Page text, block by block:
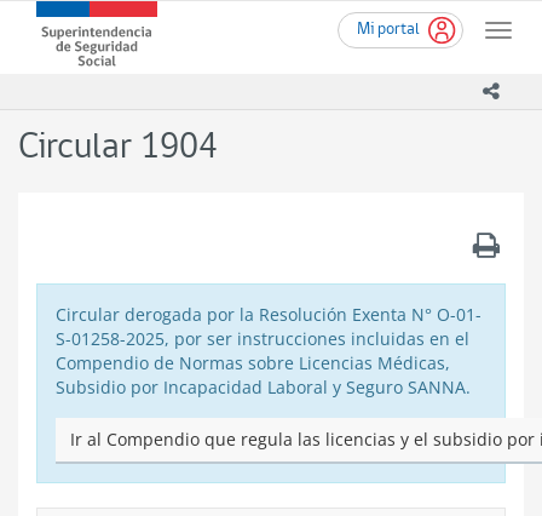
contenido
Mi portal
Toggle
Superintendencia
de
-
Circular 1904
Circular derogada por la Resolución Exenta N° O-01-
S-01258-2025, por ser instrucciones incluidas en el
Compendio de Normas sobre Licencias Médicas,
Subsidio por Incapacidad Laboral y Seguro SANNA.
Ir al Compendio que regula las licencias y el subsidio por